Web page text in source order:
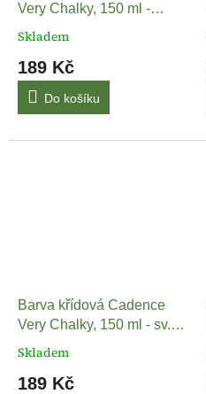
Very Chalky, 150 ml -
divoký tymián
Skladem
189 Kč
Do košíku
Barva křídová Cadence
Very Chalky, 150 ml - sv.
hnědá
Skladem
189 Kč